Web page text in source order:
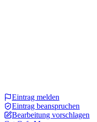
Eintrag melden
Eintrag beanspruchen
Bearbeitung vorschlagen